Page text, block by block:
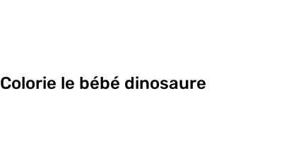
Colorie le bébé dinosaure